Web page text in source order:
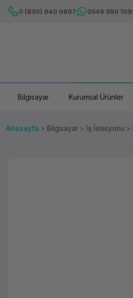
0 (850) 640 0607 0549 590
Bilgisayar Kurumsal Ürünler
Anasayfa Bilgisayar İş İstasyonu